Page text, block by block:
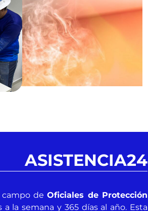
ASISTENCIA24
campo deOficiales de Protección
a la semana y 365 días al año. Esta